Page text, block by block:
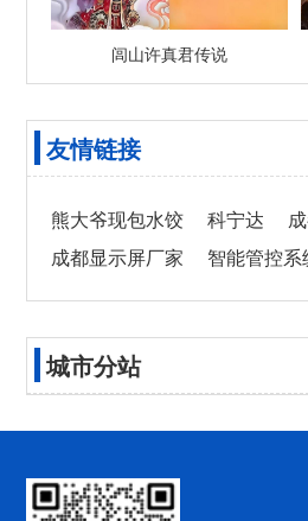
闾山许真君传说
友情链接
熊大爷现包水饺 科宁达
成都显示屏厂家
智能管控
城市分站